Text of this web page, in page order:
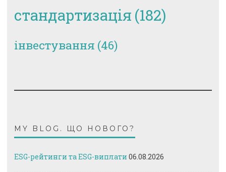
стандартизація (182)
інвестування (46)
MY BLOG. ЩО НОВОГО?
ESG-рейтинги та ESG-виплати 06.08.2026